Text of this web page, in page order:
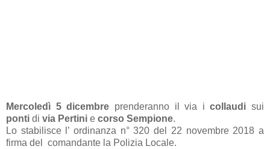
Mercoledì 5 dicembre prenderanno il via icollaudi sui
ponti di via Pertini e corso Sempione.
Lo stabilisce l’ ordinanza n° 320 del 22 novembre 2018 a
firma del comandante la Polizia Locale.